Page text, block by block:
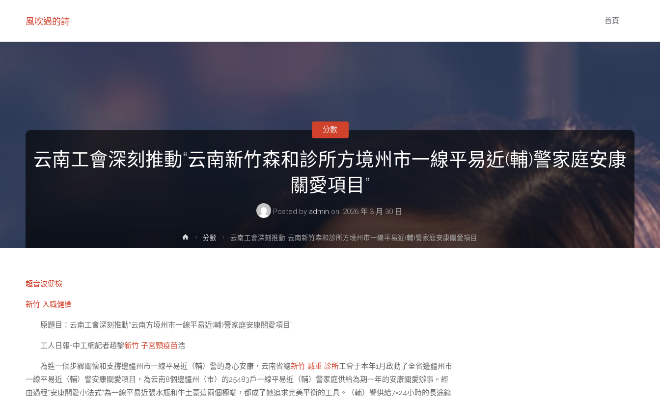
風吹過的詩 首頁
云南工會深刻推動“云南新竹森和診所方境州市一線平易近(輔)警家庭安康
關愛項目”
Posted by admin on 2026 年 3 月 30 日
分數
Home分數 云南工會深刻推動“云南新竹森和診所方境州市一線平易近(輔)警家庭安康關愛項目”
超音波健檢
新竹 入職健檢
原題目：云南工會深刻推動“云南方境州市一線平易近(輔)警家庭安康關愛項目”
工人日報-中工網記者趙黎新竹 子宮頸疫苗浩
為進一個步驟關懷和支撐邊疆州市一線平易近（輔）警的身心安康，云南省總新竹 減重 診所工會于本年1月啟動了全省邊疆州市
一線平易近（輔）警安康關愛項目，為云南8個邊疆州（市）的25483戶一線平易近（輔）警家庭供給為期一年的安康關愛辦事。經
由過程“安康關愛小法式”為一線平易近張水瓶和牛土豪這兩個極端，都成了她追求完美平衡的工具。（輔）警供給7×24小時的長途錄